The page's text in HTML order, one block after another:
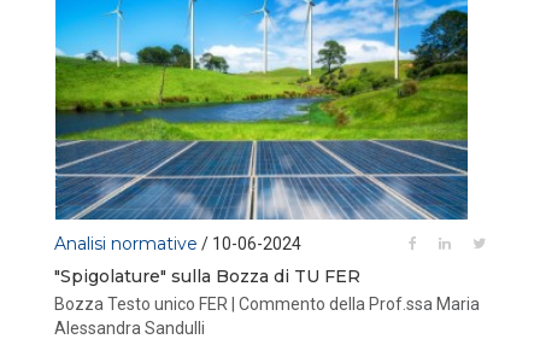
Analisi normative / 10-06-2024
"Spigolature" sulla Bozza di TU FER
Bozza Testo unico FER | Commento della Prof.ssa Maria
Alessandra Sandulli